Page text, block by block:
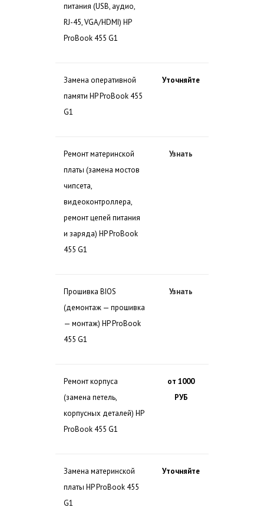
питания (USB, аудио,
RJ-45, VGA/HDMI) HP
ProBook 455 G1
Замена оперативной
памяти HP ProBook 455
G1
Уточняйте
Ремонт материнской
платы (замена мостов
чипсета,
видеоконтроллера,
ремонт цепей питания
и заряда) HP ProBook
455 G1
Узнать
Прошивка BIOS
(демонтаж — прошивка
— монтаж) HP ProBook
455 G1
Узнать
Ремонт корпуса
(замена петель,
корпусных деталей) HP
ProBook 455 G1
от 1000
РУБ
Замена материнской
платы HP ProBook 455
G1
Уточняйте